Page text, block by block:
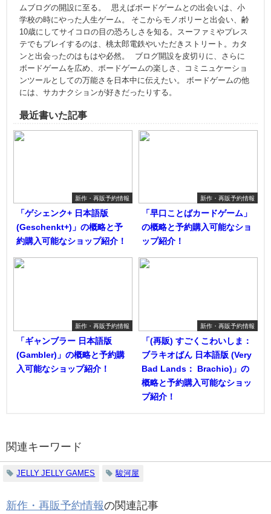
ムブログの開設に至る。 思えばボードゲームとの出会いは、小
学校の時にやった人生ゲーム。 そこからモノポリーと出会い、齢
10歳にしてサイコロの目の恐ろしさを知る。スーファミやプレス
テでもプレイするのは、桃太郎電鉄やいただきストリート。カタ
ンと出会ったのはもはや必然。 ブログ開設を皮切りに、さらに
ボードゲームを広め、ボードゲームの楽しさ、コミニュケーショ
ンツールとしての万能さを日本中に伝えたい。 ボードゲームの他
には、サカナクションが好きだったりする。
最近書いた記事
新作・再販予約情報
「ゲシェンク+ 日本語版
(Geschenkt+)」の概略と予
約購入可能なショップ紹介！
新作・再販予約情報
「早口ことばカードゲーム」
の概略と予約購入可能なショ
ップ紹介！
新作・再販予約情報
「ギャンブラー 日本語版
(Gambler)」の概略と予約購
入可能なショップ紹介！
新作・再販予約情報
「(再販) すごくこわいしま：
ブラキオばん 日本語版 (Very
Bad Lands： Brachio)」の
概略と予約購入可能なショッ
プ紹介！
関連キーワード
JELLY JELLY GAMES 駿河屋
新作・再販予約情報の関連記事